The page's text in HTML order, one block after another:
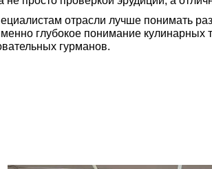
отрасли лучше понимать
глубокое понимание
гурманов.